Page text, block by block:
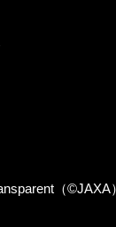
（©JAXA）